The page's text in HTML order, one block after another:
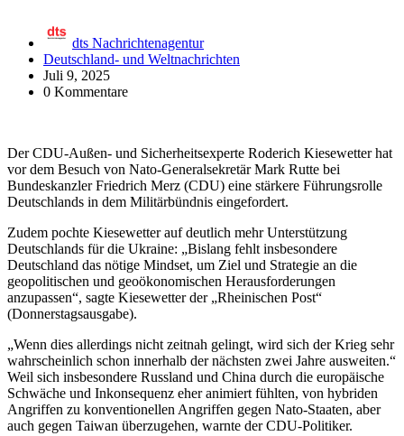
dts Nachrichtenagentur
Deutschland- und Weltnachrichten
Juli 9, 2025
0 Kommentare
Der CDU-Außen- und Sicherheitsexperte Roderich Kiesewetter hat
vor dem Besuch von Nato-Generalsekretär Mark Rutte bei
Bundeskanzler Friedrich Merz (CDU) eine stärkere Führungsrolle
Deutschlands in dem Militärbündnis eingefordert.
Zudem pochte Kiesewetter auf deutlich mehr Unterstützung
Deutschlands für die Ukraine: „Bislang fehlt insbesondere
Deutschland das nötige Mindset, um Ziel und Strategie an die
geopolitischen und geoökonomischen Herausforderungen
anzupassen“, sagte Kiesewetter der „Rheinischen Post“
(Donnerstagsausgabe).
„Wenn dies allerdings nicht zeitnah gelingt, wird sich der Krieg sehr
wahrscheinlich schon innerhalb der nächsten zwei Jahre ausweiten.“
Weil sich insbesondere Russland und China durch die europäische
Schwäche und Inkonsequenz eher animiert fühlten, von hybriden
Angriffen zu konventionellen Angriffen gegen Nato-Staaten, aber
auch gegen Taiwan überzugehen, warnte der CDU-Politiker.